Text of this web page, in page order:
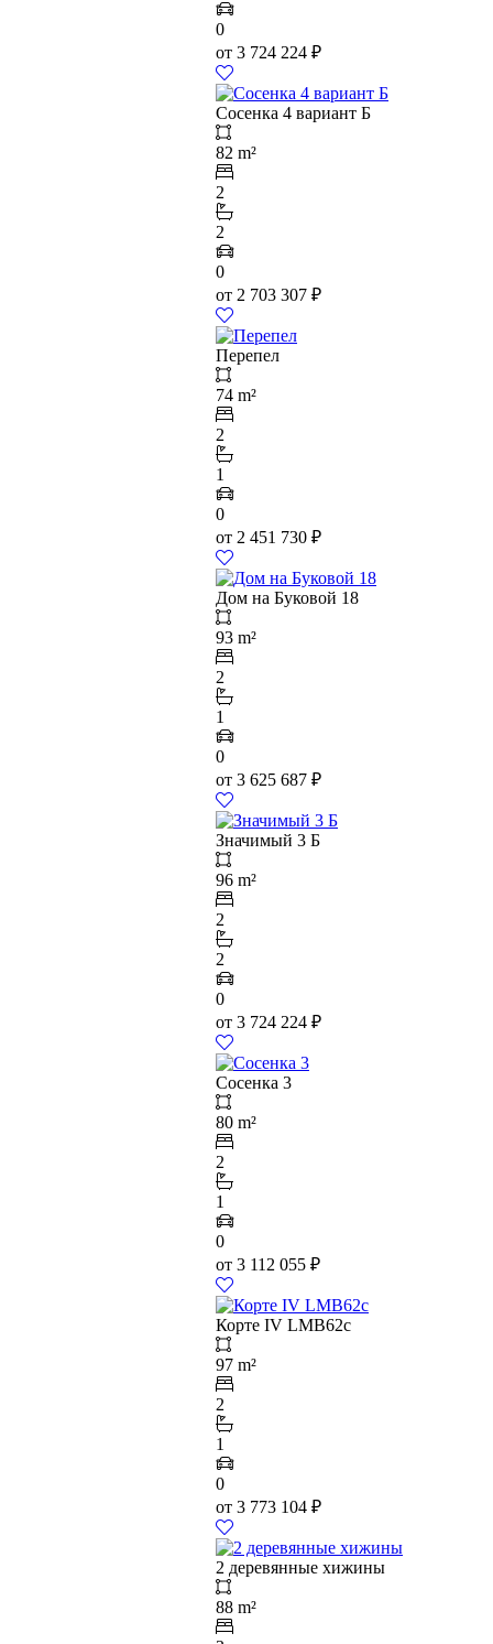
0
от 3 724 224 ₽
Сосенка 4 вариант Б
82 m²
2
2
0
от 2 703 307 ₽
Перепел
74 m²
2
1
0
от 2 451 730 ₽
Дом на Буковой 18
93 m²
2
1
0
от 3 625 687 ₽
Значимый 3 Б
96 m²
2
2
0
от 3 724 224 ₽
Сосенка 3
80 m²
2
1
0
от 3 112 055 ₽
Корте IV LMB62c
97 m²
2
1
0
от 3 773 104 ₽
2 деревянные хижины
88 m²